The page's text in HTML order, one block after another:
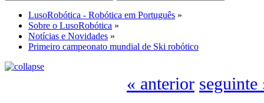
LusoRobótica - Robótica em Português »
Sobre o LusoRobótica »
Notícias e Novidades »
Primeiro campeonato mundial de Ski robótico
« anterior seguinte